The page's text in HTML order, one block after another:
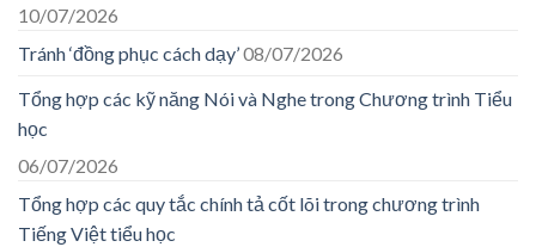
10/07/2026
Tránh ‘đồng phục cách dạy’08/07/2026
Tổng hợp các kỹ năng Nói và Nghe trong Chương trình Tiểu
học
06/07/2026
Tổng hợp các quy tắc chính tả cốt lõi trong chương trình
Tiếng Việt tiểu học